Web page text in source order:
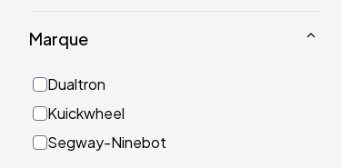
Marque
Dualtron
Kuickwheel
Segway-Ninebot